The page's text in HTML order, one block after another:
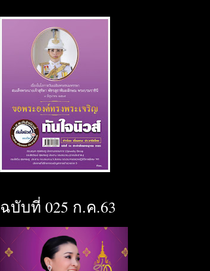
ฉบับที่ 025 ก.ค.63